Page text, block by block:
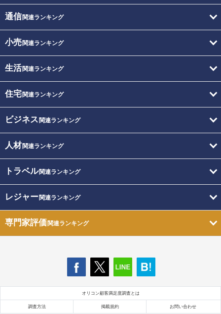
通信関連ランキング
小売関連ランキング
生活関連ランキング
住宅関連ランキング
ビジネス 関連ランキング
人材関連ランキング
トラベル関連ランキング
レジャー関連ランキング
専門家評価関連ランキング
オリコン顧客満足度調査とは
調査方法 掲載規約 お問い合わせ